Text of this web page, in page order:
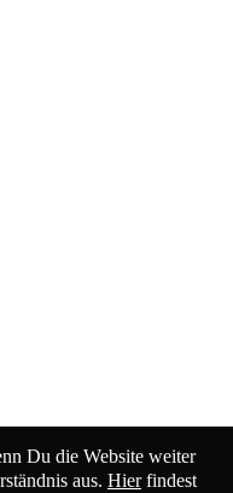
Du die Website weiter
aus. Hierfindest